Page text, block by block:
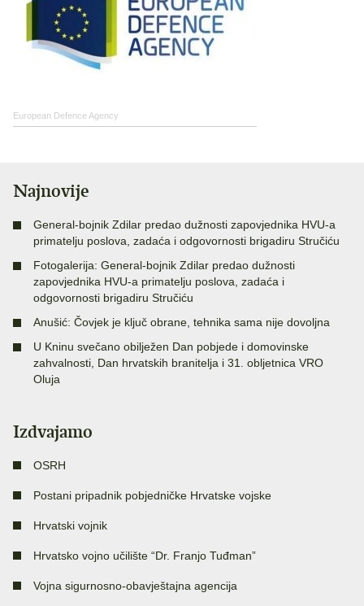
European Defence Agency
Najnovije
General-bojnik Zdilar predao dužnosti zapovjednika HVU-a
primatelju poslova, zadaća i odgovornosti brigadiru Stručiću
Fotogalerija: General-bojnik Zdilar predao dužnosti
zapovjednika HVU-a primatelju poslova, zadaća i
odgovornosti brigadiru Stručiću
Anušić: Čovjek je ključ obrane, tehnika sama nije dovoljna
U Kninu svečano obilježen Dan pobjede i domovinske
zahvalnosti, Dan hrvatskih branitelja i 31. obljetnica VRO
Oluja
Izdvajamo
OSRH
Postani pripadnik pobjedničke Hrvatske vojske
Hrvatski vojnik
Hrvatsko vojno učilište “Dr. Franjo Tuđman”
Vojna sigurnosno-obavještajna agencija